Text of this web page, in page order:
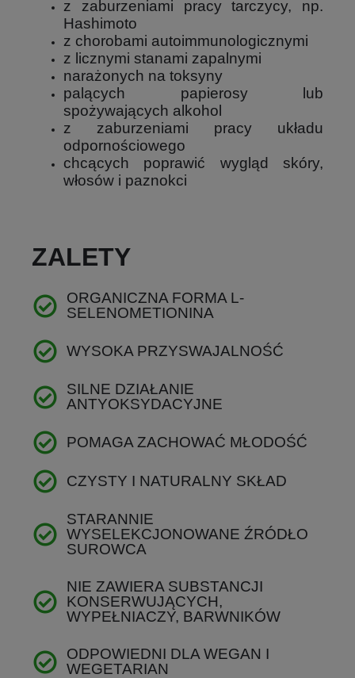
z zaburzeniami pracy tarczycy, np.
Hashimoto
z chorobami autoimmunologicznymi
z licznymi stanami zapalnymi
narażonych na toksyny
palących papierosy lub
spożywających alkohol
z zaburzeniami pracy układu
odpornościowego
chcących poprawić wygląd skóry,
włosów i paznokci
ZALETY
ORGANICZNA FORMA L-
SELENOMETIONINA
WYSOKA PRZYSWAJALNOŚĆ
SILNE DZIAŁANIE
ANTYOKSYDACYJNE
POMAGA ZACHOWAĆ MŁODOŚĆ
CZYSTY I NATURALNY SKŁAD
STARANNIE
WYSELEKCJONOWANE ŹRÓDŁO
SUROWCA
NIE ZAWIERA SUBSTANCJI
KONSERWUJĄCYCH,
WYPEŁNIACZY, BARWNIKÓW
ODPOWIEDNI DLA WEGAN I
WEGETARIAN